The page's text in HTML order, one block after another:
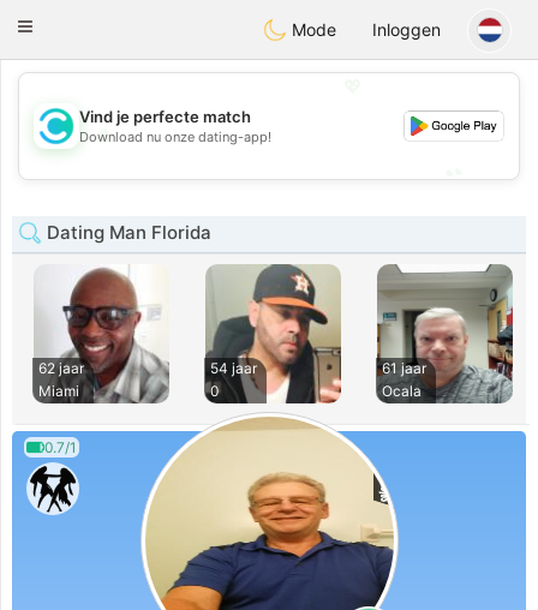
olombiaCitas
Toggle
Mode Inloggen
💖
💕
Vind je perfecte match
Download nu onze dating-app!
Dating Man Florida
62 jaar
Miami
54 jaar
0
61 jaar
Ocala
0.7/1